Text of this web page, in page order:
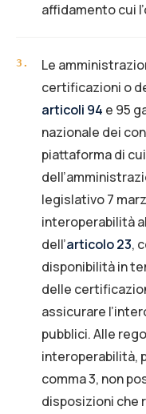
affidamento cui
3 .
Le
certificazioni o
articoli 94 e 95
nazionale dei
piattaforma di cui
legislativo 7
interoperabilità
dell’articolo 23,
disponibilità in
delle
assicurare
pubblici. Alle
interoperabilità,
comma 3, non
disposizioni che